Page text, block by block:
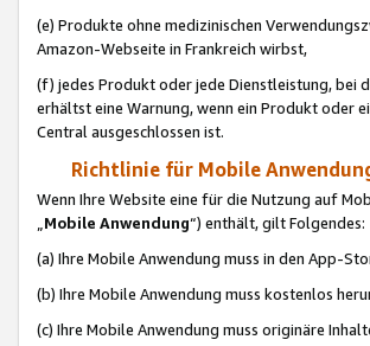
(e) Produkte ohne medizinischen
Amazon-Webseite in Frankreich wirbst,
(f) jedes Produkt oder jede Dienstleistung, bei
erhältst eine Warnung, wenn ein Produkt oder
Central ausgeschlossen ist.
Richtlinie für Mobile
Wenn Ihre Website eine für die Nutzung auf
„Mobile Anwendung“) enthält, gilt Folgendes:
(a) Ihre Mobile Anwendung muss in den App-
(b) Ihre Mobile Anwendung muss kostenlos
(c) Ihre Mobile Anwendung muss originäre